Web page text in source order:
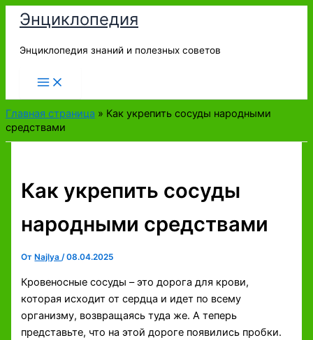
Перейти
содержимому
Энциклопедия
Энциклопедия знаний и полезных советов
Главная страница » Как укрепить сосуды народными
средствами
Как укрепить сосуды
народными средствами
От Najlya/08.04.2025
Кровеносные сосуды – это дорога для крови,
которая исходит от сердца и идет по всему
организму, возвращаясь туда же. А теперь
представьте, что на этой дороге появились пробки.